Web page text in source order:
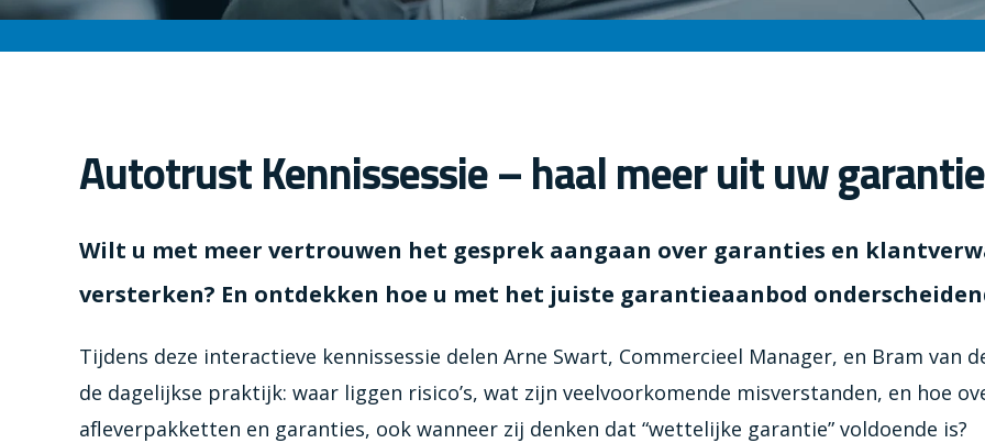
Autotrust Kennissessie – haal meer uit uw
Wilt u met meer vertrouwen het gesprek aangaan over garanties en
versterken? En ontdekken hoe u met het juiste garantieaanbod
Tijdens deze interactieve kennissessie delen Arne Swart, Commercieel Manager, en Bram van
de dagelijkse praktijk: waar liggen risico’s, wat zijn veelvoorkomende misverstanden, en hoe
afleverpakketten en garanties, ook wanneer zij denken dat “wettelijke garantie” voldoende is?